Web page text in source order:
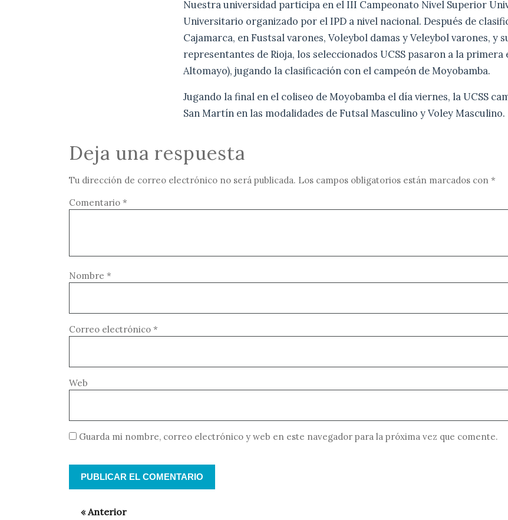
Nuestra universidad participa en el III Campeonato Nivel Superior
Universitario organizado por el IPD a nivel nacional. Después de
Cajamarca, en Fustsal varones, Voleybol damas y Veleybol varones, y
representantes de Rioja, los seleccionados UCSS pasaron a la
Altomayo), jugando la clasificación con el campeón de Moyobamba.
Jugando la final en el coliseo de Moyobamba el día viernes, la UCSS
San Martín en las modalidades de Futsal Masculino y Voley Masculino.
Deja una respuesta
Tu dirección de correo electrónico no será publicada. Los campos obligatorios están marcados con *
Comentario *
Nombre *
Correo electrónico *
Web
Guarda mi nombre, correo electrónico y web en este navegador para la próxima vez que comente.